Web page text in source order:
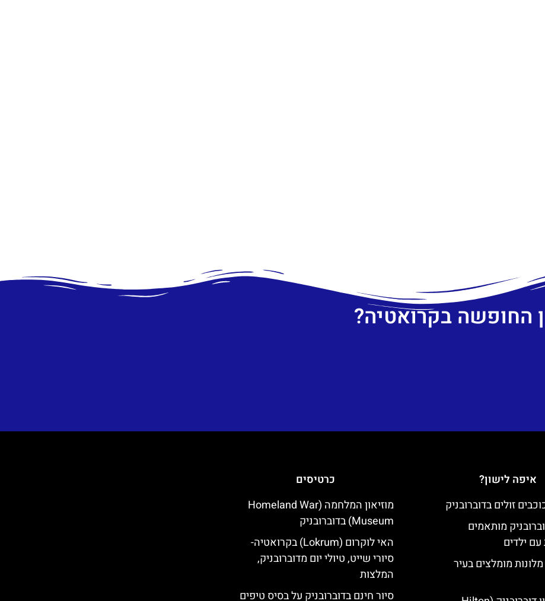
החופשה בקרואטיה?
איפה לישון?
מותאמים
ילדים
מלונות מומלצים בעיר
כרטיסים
מוזיאון המלחמה (Homeland War
Museum) בדוברובניק
האי לוקרום (Lokrum) בקרואטיה-
סיורי שייט, טיולי יום מדוברובניק,
המלצות
סיור חינם בדוברובניק על בסיס טיפים